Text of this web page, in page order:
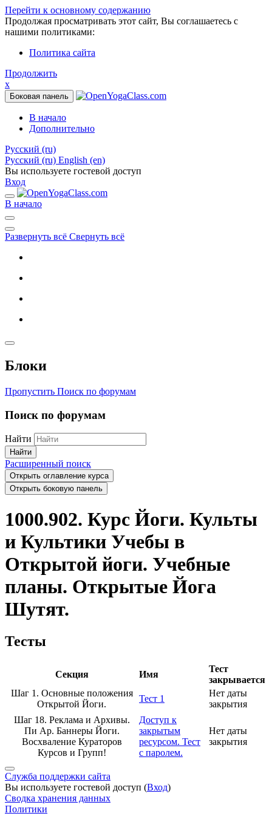
Перейти к основному содержанию
Продолжая просматривать этот сайт, Вы соглашаетесь с
нашими политиками:
Политика сайта
Продолжить
x
Боковая панель
В начало
Дополнительно
Русский ‎(ru)‎
Русский ‎(ru)‎ English ‎(en)‎
Вы используете гостевой доступ
Вход
В начало
Развернуть всё Свернуть всё
Блоки
Пропустить Поиск по форумам
Поиск по форумам
Найти
Найти
Расширенный поиск
Открыть оглавление курса
Открыть боковую панель
1000.902. Курс Йоги. Культы
и Культики Учебы в
Открытой йоги. Учебные
планы. Открытые Йога
Шутят.
Тесты
Секция Имя
Тест
закрывается
Шаг 1. Основные положения
Открытой Йоги.
Тест 1
Нет даты
закрытия
Шаг 18. Реклама и Архивы.
Пи Ар. Баннеры Йоги.
Восхваление Кураторов
Курсов и Групп!
Доступ к
закрытым
ресурсом. Тест
с паролем.
Нет даты
закрытия
Служба поддержки сайта
Вы используете гостевой доступ (Вход)
Сводка хранения данных
Политики